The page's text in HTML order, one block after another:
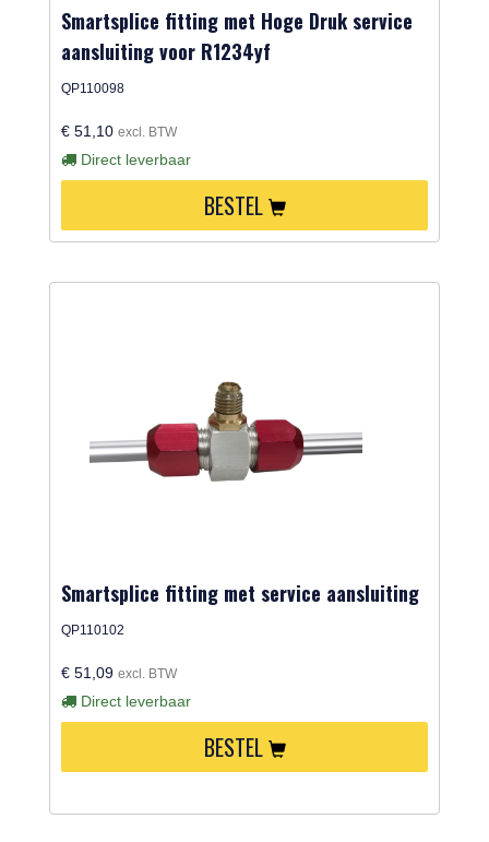
Smartsplice fitting met Hoge Druk service
aansluiting voor R1234yf
QP110098
€ 51,10 excl. BTW
Direct leverbaar
BESTEL
Smartsplice fitting met service aansluiting
QP110102
€ 51,09 excl. BTW
Direct leverbaar
BESTEL